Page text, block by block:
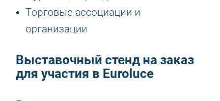
Торговые ассоциации и
организации
Выставочный стенд на заказ
для участия в Euroluce